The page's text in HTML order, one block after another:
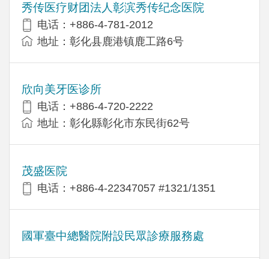
秀传医疗财团法人彰滨秀传纪念医院
电话：+886-4-781-2012
地址：彰化县鹿港镇鹿工路6号
欣向美牙医诊所
电话：+886-4-720-2222
地址：彰化縣彰化市东民街62号
茂盛医院
电话：+886-4-22347057 #1321/1351
國軍臺中總醫院附設民眾診療服務處